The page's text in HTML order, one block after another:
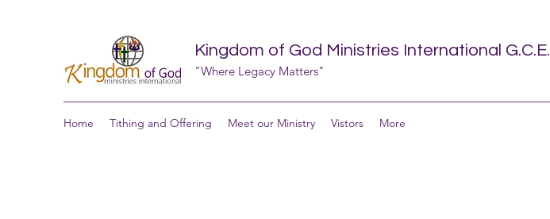
Kingdom of God Ministries International G.C.E.
"Where Legacy Matters"
Home Tithing and Offering Meet our Ministry Vistors More